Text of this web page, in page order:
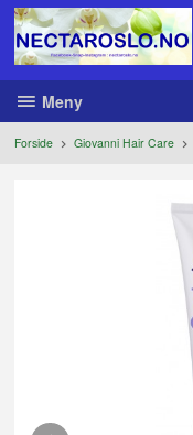
Gå
innholdet
Meny
Forside Giovanni Hair Care